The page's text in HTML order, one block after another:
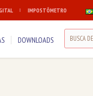
IMPOSTÔMETRO
DOWNLOADS